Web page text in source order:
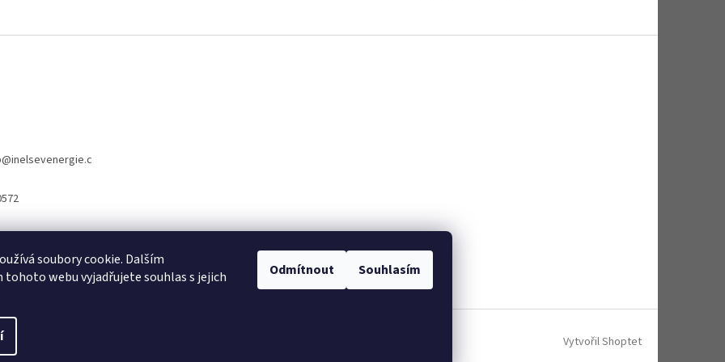
soubory cookie. Dalším
tohoto webu vyjadřujete souhlas s jejich
Odmítnout Souhlasím
@inelsevenergie.c
www.inelsevnergie.cz
Vytvořil Shoptet